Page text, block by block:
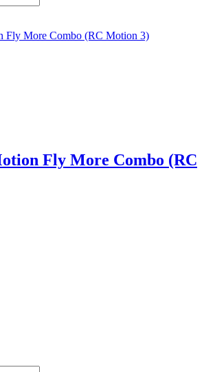
Fly More Combo (RC